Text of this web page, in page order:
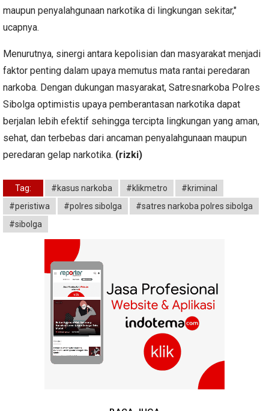
maupun penyalahgunaan narkotika di lingkungan sekitar,"
ucapnya.
Menurutnya, sinergi antara kepolisian dan masyarakat menjadi
faktor penting dalam upaya memutus mata rantai peredaran
narkoba. Dengan dukungan masyarakat, Satresnarkoba Polres
Sibolga optimistis upaya pemberantasan narkotika dapat
berjalan lebih efektif sehingga tercipta lingkungan yang aman,
sehat, dan terbebas dari ancaman penyalahgunaan maupun
peredaran gelap narkotika. (rizki)
Tag: #kasus narkoba #klikmetro
#kriminal
#peristiwa
#polres sibolga
#satres narkoba polres sibolga
#sibolga